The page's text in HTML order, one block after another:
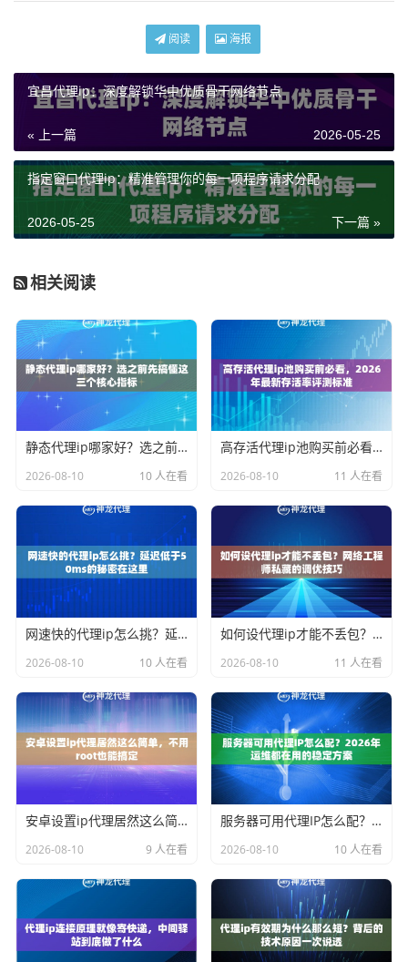
阅读 海报
宜昌代理ip：深度解锁华中优质骨干网络节点
« 上一篇 2026-05-25
指定窗口代理ip：精准管理你的每一项程序请求分配
下一篇 »
2026-05-25
相关阅读
静态代理ip哪家好？选之前先搞懂这三个核心指标
2026-08-10 10 人在看
高存活代理ip池购买前必看，2026年最新存活率评测标准
2026-08-10 11 人在看
网速快的代理ip怎么挑？延迟低于50ms的秘密在这里
2026-08-10 10 人在看
如何设代理ip才能不丢包？网络工程师私藏的调优技巧
2026-08-10 11 人在看
安卓设置ip代理居然这么简单，不用root也能搞定
2026-08-10 9 人在看
服务器可用代理IP怎么配？2026年运维都在用的稳定方案
2026-08-10 10 人在看